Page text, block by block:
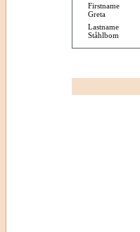
Firstname
Greta
Lastname
Ståhlbom